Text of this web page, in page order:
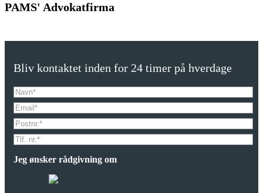
PAMS' Advokatfirma
Bliv kontaktet inden for 24 timer på hverdage
Jeg ønsker rådgivning om